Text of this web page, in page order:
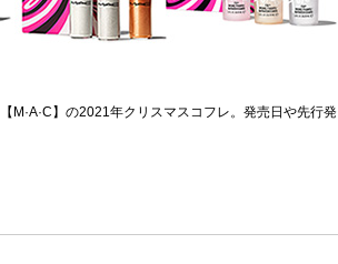
M·A·C】の2021年クリスマスコフレ。発売日や先行発